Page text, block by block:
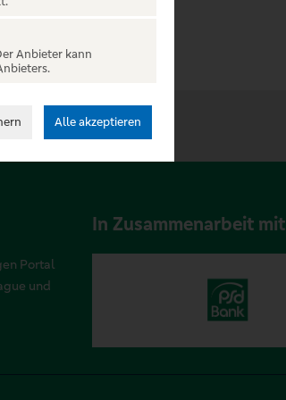
Portal
und
In Zusammenarbeit mit
Anbieter kann
Alle akzeptieren